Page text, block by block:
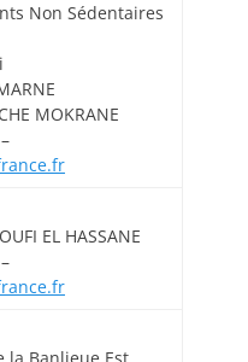
Non Sédentaires
MOKRANE
EL HASSANE